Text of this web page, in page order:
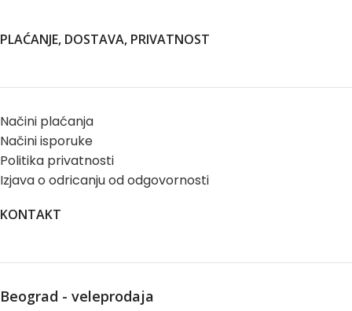
PLAĆANJE, DOSTAVA, PRIVATNOST
Načini plaćanja
Načini isporuke
Politika privatnosti
Izjava o odricanju od odgovornosti
KONTAKT
Beograd - veleprodaja